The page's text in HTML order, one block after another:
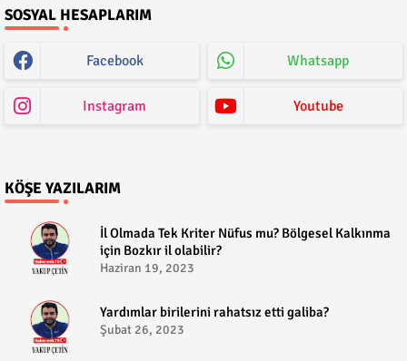
SOSYAL HESAPLARIM
Facebook Whatsapp
Instagram Youtube
KÖŞE YAZILARIM
​İl Olmada Tek Kriter Nüfus mu? Bölgesel Kalkınma
için Bozkır il olabilir?
Haziran 19, 2023
​Yardımlar birilerini rahatsız etti galiba?
Şubat 26, 2023